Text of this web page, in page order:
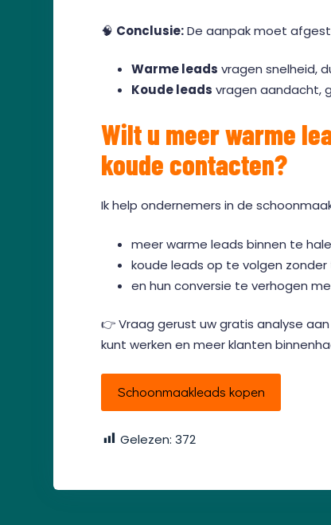
🧠 Conclusie:De aanpak moet
Warme leads vragen snelheid,
Koude leads vragen aandacht,
Wilt u meer warme
koude contacten?
Ik help ondernemers in de
meer warme leads binnen te
koude leads op te volgen zonder
en hun conversie te verhogen
👉 Vraag gerust uw gratis analyse
kunt werken en meer klanten
Schoonmaakleads kopen
Gelezen: 372